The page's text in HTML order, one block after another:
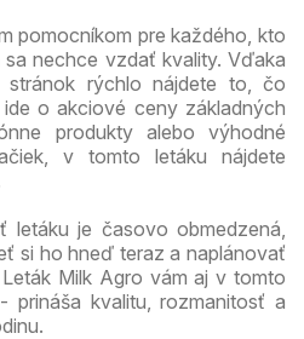
pomocníkom pre každého, kto
nechce vzdať kvality. Vďaka
stránok rýchlo nájdete to, čo
o akciové ceny základných
produkty alebo výhodné
v tomto letáku nájdete
letáku je časovo obmedzená,
si ho hneď teraz a naplánovať
Milk Agro vám aj v tomto
kvalitu, rozmanitosť a